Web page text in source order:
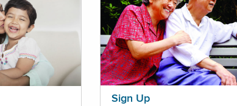
Sign Up